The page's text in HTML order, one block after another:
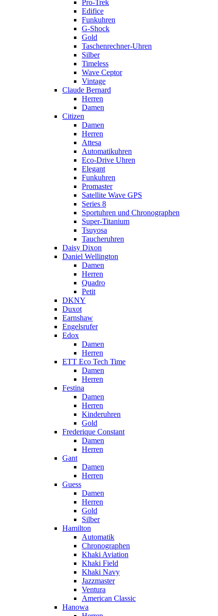
Pro-Trek
Edifice
Funkuhren
G-Shock
Gold
Taschenrechner-Uhren
Silber
Timeless
Wave Ceptor
Vintage
Claude Bernard
Herren
Damen
Citizen
Damen
Herren
Attesa
Automatikuhren
Eco-Drive Uhren
Elegant
Funkuhren
Promaster
Satellite Wave GPS
Series 8
Sportuhren und Chronographen
Super-Titanium
Tsuyosa
Taucheruhren
Daisy Dixon
Daniel Wellington
Damen
Herren
Quadro
Petit
DKNY
Duxot
Earnshaw
Engelsrufer
Edox
Damen
Herren
ETT Eco Tech Time
Damen
Herren
Festina
Damen
Herren
Kinderuhren
Gold
Frederique Constant
Damen
Herren
Gant
Damen
Herren
Guess
Damen
Herren
Gold
Silber
Hamilton
Automatik
Chronographen
Khaki Aviation
Khaki Field
Khaki Navy
Jazzmaster
Ventura
American Classic
Hanowa